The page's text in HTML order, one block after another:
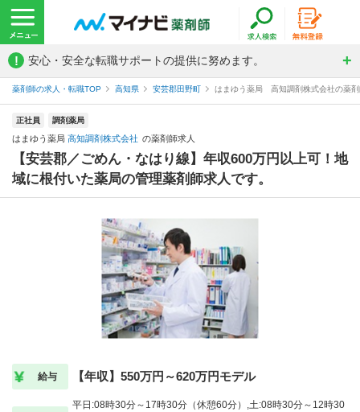
! 安心・安全な転職サポートの提供に努めます。
薬剤師の求人・転職TOP 高知県 安芸郡田野町 はまゆう薬局 高知調剤株式会社の薬剤
正社員 調剤薬局
はまゆう薬局 高知調剤株式会社 の薬剤師求人
【安芸郡／ごめん・なはり線】年収600万円以上可！地
域に根付いた薬局の管理薬剤師求人です。
給与 【年収】550万円～620万円モデル
平日:08時30分～17時30分（休憩60分）,土:08時30分～12時30